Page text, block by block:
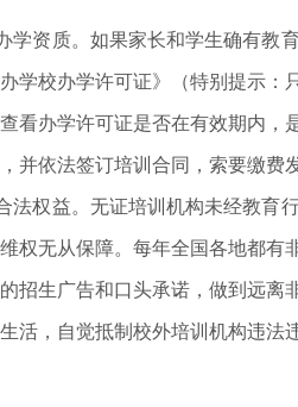
学资质。如果家长和学生确有
学校办学许可证》（特别提示
看办学许可证是否在有效期内
并依法签订培训合同，索要缴费
法权益。无证培训机构未经教育
权无从保障。每年全国各地都
招生广告和口头承诺，做到远离
活，自觉抵制校外培训机构违